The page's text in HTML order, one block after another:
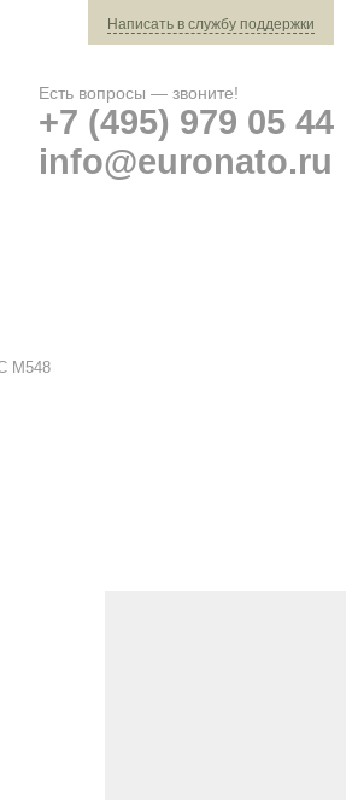
Написать в службу поддержки
Есть вопросы — звоните!
+7 (495) 979 05 44
info@euronato.ru
M548